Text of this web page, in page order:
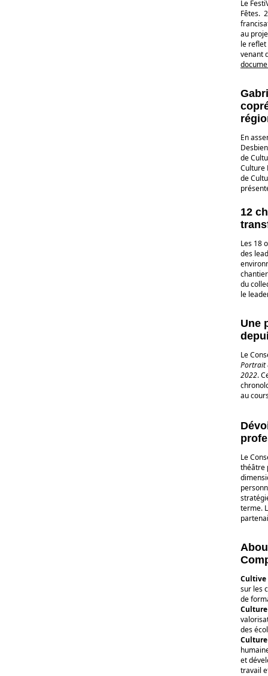
Le
Fêtes.
au
le reflet
venant
En
de
Culture
de
12
Les 18
des
du
le
Une
Le
Portrait
2022.
au
Le
théâtre
terme.
Cultive
sur les
de
des
et
travail